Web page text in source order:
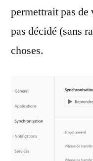
permettrait pas
pas décidé (sans
choses.